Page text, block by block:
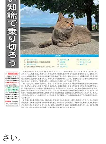
さい。